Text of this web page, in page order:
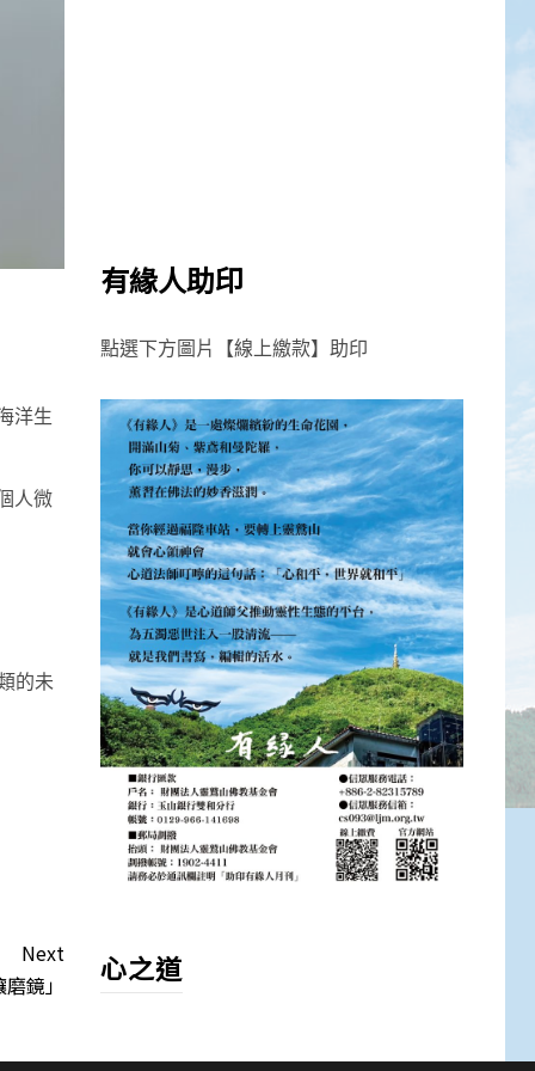
洋生
人微
的未
Next
鏡」
有緣人助印
點選下方圖片【線上繳款】助印
心之道